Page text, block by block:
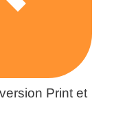
Print et